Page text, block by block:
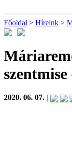
Főoldal > Híreink >
szentmise
2020. 06. 07. |